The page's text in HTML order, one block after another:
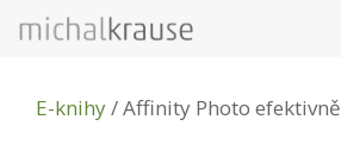
Přeskočit
na
E-knihy/ Affinity Photo efektivně